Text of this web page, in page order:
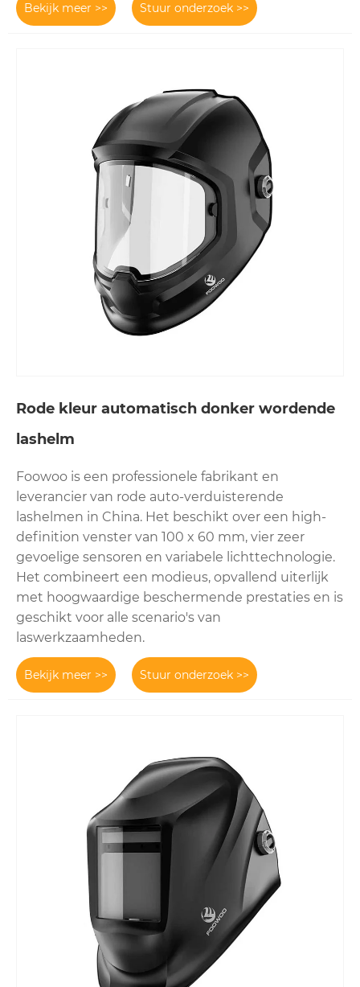
Bekijk meer >> Stuur onderzoek >>
Rode kleur automatisch donker wordende
lashelm
Foowoo is een professionele fabrikant en
leverancier van rode auto-verduisterende
lashelmen in China. Het beschikt over een high-
definition venster van 100 x 60 mm, vier zeer
gevoelige sensoren en variabele lichttechnologie.
Het combineert een modieus, opvallend uiterlijk
met hoogwaardige beschermende prestaties en is
geschikt voor alle scenario's van
laswerkzaamheden.
Bekijk meer >> Stuur onderzoek >>